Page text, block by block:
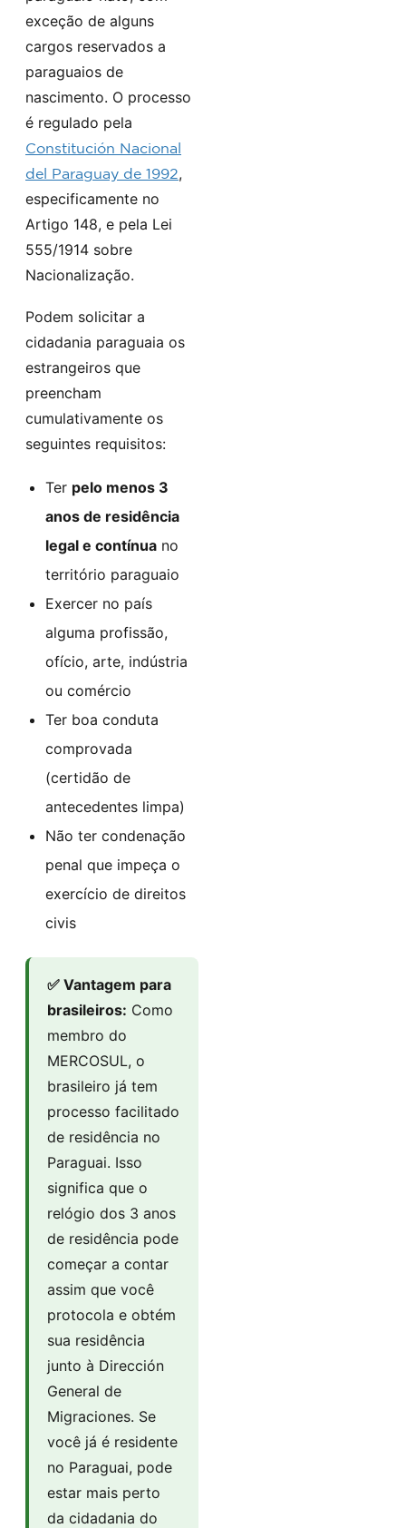
exceção de alguns
cargos reservados a
paraguaios de
nascimento. O processo
é regulado pela
Constitución Nacional
del Paraguay de 1992,
especificamente no
Artigo 148, e pela Lei
555/1914 sobre
Nacionalização.
Podem solicitar a
cidadania paraguaia os
estrangeiros que
preencham
cumulativamente os
seguintes requisitos:
Ter pelo menos 3
anos de residência
legal e contínua no
território paraguaio
Exercer no país
alguma profissão,
ofício, arte, indústria
ou comércio
Ter boa conduta
comprovada
(certidão de
antecedentes limpa)
Não ter condenação
penal que impeça o
exercício de direitos
civis
✅ Vantagem para
brasileiros: Como
membro do
MERCOSUL, o
brasileiro já tem
processo facilitado
de residência no
Paraguai. Isso
significa que o
relógio dos 3 anos
de residência pode
começar a contar
assim que você
protocola e obtém
sua residência
junto à Dirección
General de
Migraciones. Se
você já é residente
no Paraguai, pode
estar mais perto
da cidadania do